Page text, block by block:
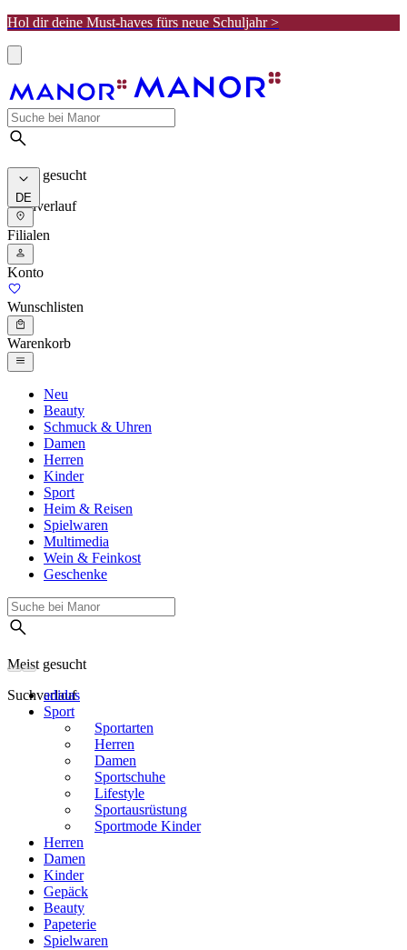
Hol dir deine Must-haves fürs neue Schuljahr >
Meist gesucht
Suchverlauf
DE
Filialen
Konto
Wunschlisten
Warenkorb
Neu
Beauty
Schmuck & Uhren
Damen
Herren
Kinder
Sport
Heim & Reisen
Spielwaren
Multimedia
Wein & Feinkost
Geschenke
Meist gesucht
Suchverlauf
adidas
Sport
Sportarten
Herren
Damen
Sportschuhe
Lifestyle
Sportausrüstung
Sportmode Kinder
Herren
Damen
Kinder
Gepäck
Beauty
Papeterie
Spielwaren